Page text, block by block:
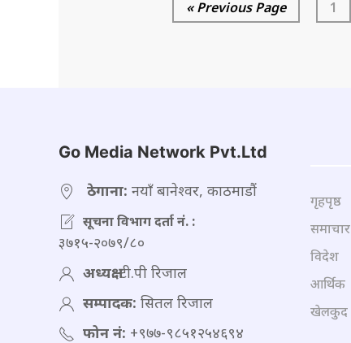
« Previous Page 1
Go Media Network Pvt.Ltd
ठेगाना: नयाँ बानेश्वर, काठमाडौं
सूचना विभाग दर्ता नं. :
३७१५-२०७९/८०
अध्यक्ष:टी.पी रिजाल
सम्पादक: सितल रिजाल
फोन नं: +९७७-९८५१२५४६९४
गृहपृष्ठ
समाचार
विदेश
आर्थिक
खेलकुद